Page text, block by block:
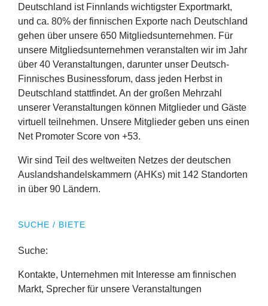
Deutschland ist Finnlands wichtigster Exportmarkt,
und ca. 80% der finnischen Exporte nach Deutschland
gehen über unsere 650 Mitgliedsunternehmen. Für
unsere Mitgliedsunternehmen veranstalten wir im Jahr
über 40 Veranstaltungen, darunter unser Deutsch-
Finnisches Businessforum, dass jeden Herbst in
Deutschland stattfindet. An der großen Mehrzahl
unserer Veranstaltungen können Mitglieder und Gäste
virtuell teilnehmen. Unsere Mitglieder geben uns einen
Net Promoter Score von +53.
Wir sind Teil des weltweiten Netzes der deutschen
Auslandshandelskammern (AHKs) mit 142 Standorten
in über 90 Ländern.
SUCHE / BIETE
Suche:
Kontakte, Unternehmen mit Interesse am finnischen
Markt, Sprecher für unsere Veranstaltungen